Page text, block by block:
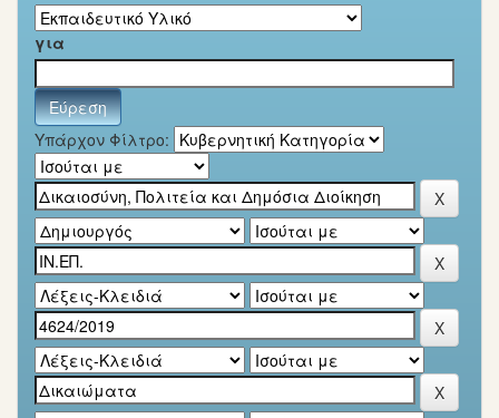
για
Υπάρχον Φίλτρο: